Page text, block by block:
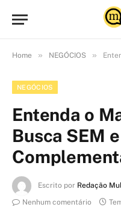
Home » NEGÓCIOS »
NEGÓCIOS
Entenda o
Busca SEM
Escrito por Redação
Nenhum comentário